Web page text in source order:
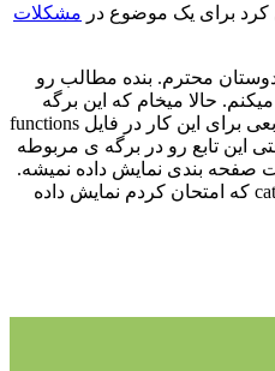
برای یک موضوع در مشکلات
محترم. بنده مطالب رو
حالا میخام که این برگه
صفجه بندی هم بشه و از تابعی برای این کار در فایل functions
این تابع رو در برگه ی مربوطه
صفحه بندی نمایش داده نمیشه.
اما تو صفحه index و category که امتحان کردم نمایش داده